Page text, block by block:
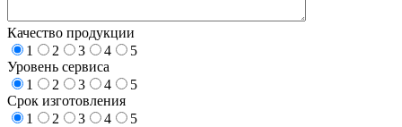
Качество продукции
1
2 3 4
5
Уровень сервиса
1
2 3 4
5
Срок изготовления
1
2 3 4
5